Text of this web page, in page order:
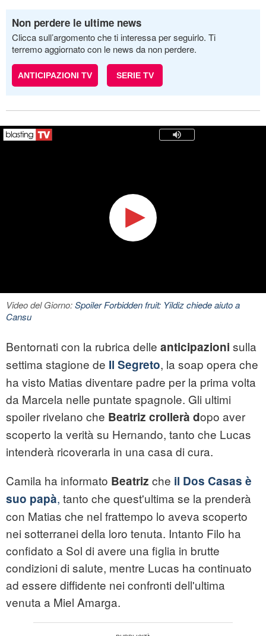
Non perdere le ultime news
Clicca sull’argomento che ti interessa per seguirlo. Ti
terremo aggiornato con le news da non perdere.
ANTICIPAZIONI TV SERIE TV
Video del Giorno:Spoiler Forbidden fruit: Yildiz chiede aiuto a
Cansu
Bentornati con la rubrica delle anticipazioni sulla
settima stagione de Il Segreto, la soap opera che
ha visto Matias diventare padre per la prima volta
da Marcela nelle puntate spagnole. Gli ultimi
spoiler rivelano che Beatriz crollerà dopo aver
scoperto la verità su Hernando, tanto che Lucas
intenderà ricoverarla in una casa di cura.
Camila ha informato Beatriz che il Dos Casas è
suo papà, tanto che quest'ultima se la prenderà
con Matias che nel frattempo lo aveva scoperto
nei sotterranei della loro tenuta. Intanto Filo ha
confidato a Sol di avere una figlia in brutte
condizioni di salute, mentre Lucas ha continuato
ad essere diffidente nei confronti dell'ultima
venuta a Miel Amarga.